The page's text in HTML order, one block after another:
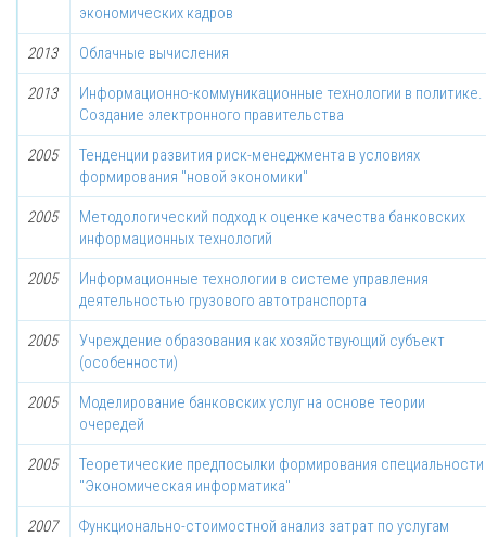
экономических кадров
2013 Облачные вычисления
2013
Информационно-коммуникационные технологии в политике.
Создание электронного правительства
2005
Тенденции развития риск-менеджмента в условиях
формирования "новой экономики"
2005
Методологический подход к оценке качества банковских
информационных технологий
2005
Информационные технологии в системе управления
деятельностью грузового автотранспорта
2005
Учреждение образования как хозяйствующий субъект
(особенности)
2005
Моделирование банковских услуг на основе теории
очередей
2005
Теоретические предпосылки формирования специальности
"Экономическая информатика"
2007
Функционально-стоимостной анализ затрат по услугам